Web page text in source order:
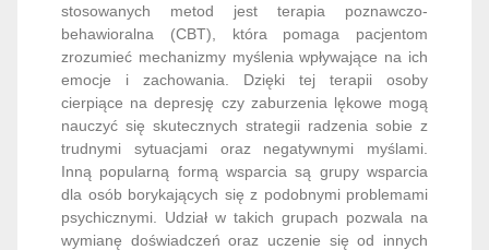
stosowanych metod jest terapia poznawczo-
behawioralna (CBT), która pomaga pacjentom
zrozumieć mechanizmy myślenia wpływające na ich
emocje i zachowania. Dzięki tej terapii osoby
cierpiące na depresję czy zaburzenia lękowe mogą
nauczyć się skutecznych strategii radzenia sobie z
trudnymi sytuacjami oraz negatywnymi myślami.
Inną popularną formą wsparcia są grupy wsparcia
dla osób borykających się z podobnymi problemami
psychicznymi. Udział w takich grupach pozwala na
wymianę doświadczeń oraz uczenie się od innych